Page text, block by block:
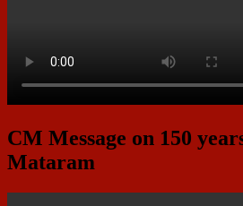
CM Message on 150
Mataram